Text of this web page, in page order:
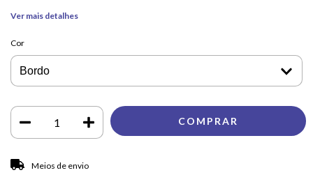
Ver mais detalhes
Cor
Entregas para o CEP:
Meios de envio